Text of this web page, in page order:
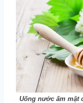
Uống nước ấm mật